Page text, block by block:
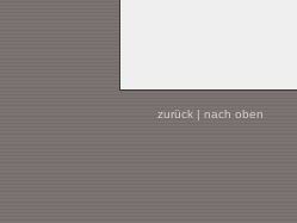
zurück| nach oben